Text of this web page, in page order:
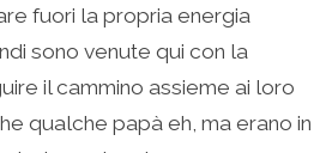
fuori la propria energia
sono venute qui con la
il cammino assieme ai loro
qualche papà eh, ma erano in